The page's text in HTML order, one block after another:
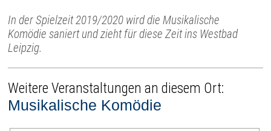
In der Spielzeit 2019/2020 wird die Musikalische
Komödie saniert und zieht für diese Zeit ins Westbad
Leipzig.
Weitere Veranstaltungen an diesem Ort:
Musikalische Komödie